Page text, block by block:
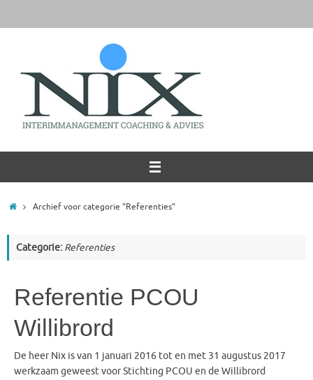
HomeArchief voor categorie "Referenties"
Categorie: Referenties
Referentie PCOU
Willibrord
De heer Nix is van 1 januari 2016 tot en met 31 augustus 2017
werkzaam geweest voor Stichting PCOU en de Willibrord